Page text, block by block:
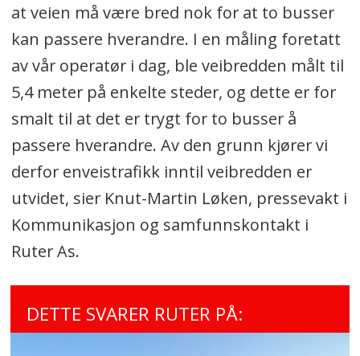
at veien må være bred nok for at to busser
kan passere hverandre. I en måling foretatt
av vår operatør i dag, ble veibredden målt til
5,4 meter på enkelte steder, og dette er for
smalt til at det er trygt for to busser å
passere hverandre. Av den grunn kjører vi
derfor enveistrafikk inntil veibredden er
utvidet, sier Knut-Martin Løken, pressevakt i
Kommunikasjon og samfunnskontakt i
Ruter As.
DETTE SVARER RUTER PÅ: